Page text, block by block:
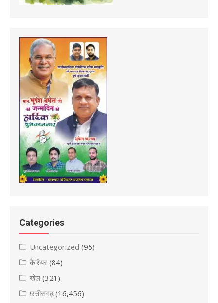
Categories
Uncategorized (95)
कैरियर (84)
खेल (321)
छत्तीसगढ़(16,456)